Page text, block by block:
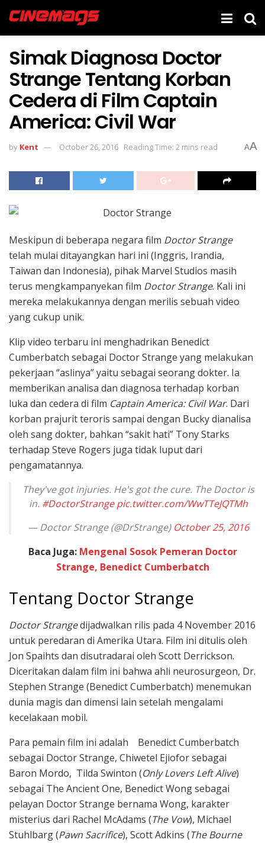
Simak Diagnosa Doctor
Strange Tentang Korban
Cedera di Film Captain
America: Civil War
by Kent October 26, 2016 Reading Time: 2 mins read AA
Meskipun di beberapa negara film Doctor Strange
telah mulai ditayangkan hari ini (Inggris, Irandia,
Taiwan dan Indonesia), pihak Marvel Studios masih
terus mengkampanyekan film Doctor Strange. Kali ini
mereka melakukannya dengan merilis sebuah video
yang cukup unik.
Klip video terbaru ini menghadrikan Benedict
Cumberbatch sebagai Doctor Strange yang melakukan
pekerjaan “aslinya” yaitu sebagai seorang dokter. Ia
memberikan analisa dan diagnosa terhadap korban
luka dan cedera di film Captain America: Civil War. Dari
korban prajurit teroris sampai dengan Bucky dianalisa
oleh sang dokter, bahkan “sakit hati” Tony Starks
terhadap Steve Rogers juga tidak luput dari
pengamatannya.
They've got injuries. He's got the cure. The Doctor is
in. #DoctorStrange pic.twitter.com/WwTTeJQTMh
— Doctor Strange (@DrStrange) October 25, 2016
Baca Juga: Mengenal Sosok Pemeran Doctor
Strange, Benedict Cumberbatch
Tentang Doctor Strange
Doctor Strangedijadwalkan rilis pada 4 November 2016
untuk peredaran di Amerika Utara. Film ini ditulis oleh
Jon Spaihts dan disutradarai oleh Scott Derrickson.
Diceritakan dalam film ini bahwa ahli neurosurgeon, Dr.
Stephen Strange (Benedict Cumberbatch) menemukan
dunia magis dan dimensi lain setelah mengalami
kecelakaan mobil.
Para pemain film ini adalah Benedict Cumberbatch
sebagai Doctor Strange, Chiwetel Ejiofor sebagai
Baron Mordo, Tilda Swinton (Only Lovers Left Alive)
sebagai The Ancient One, Benedict Wong sebagai
pelayan Doctor Strange bernama Wong, karakter
misterius dari Rachel McAdams (The Vow), Michael
Stuhlbarg (Pawn Sacrifice), Scott Adkins (The Bourne